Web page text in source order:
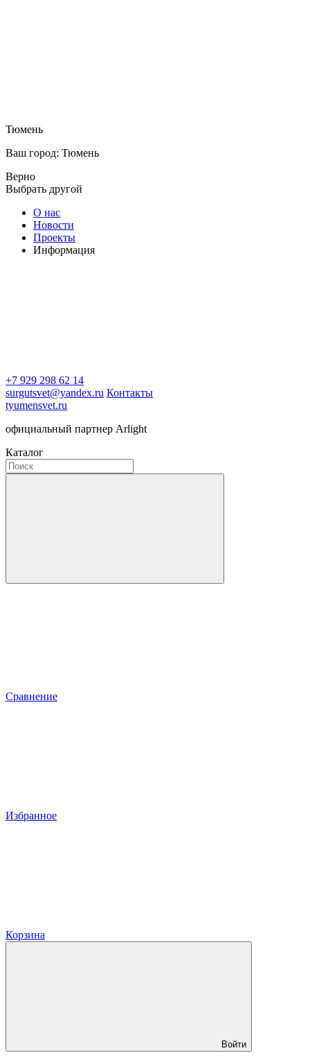
Тюмень
Ваш город: Тюмень
Верно
Выбрать другой
О нас
Новости
Проекты
Информация
+7 929 298 62 14
surgutsvet@yandex.ru Контакты
tyumensvet.ru
официальный партнер Arlight
Каталог
Сравнение
Избранное
Корзина
Войти